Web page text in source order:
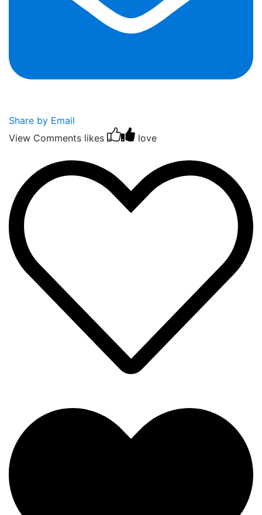
Share by Email
View Comments likes love